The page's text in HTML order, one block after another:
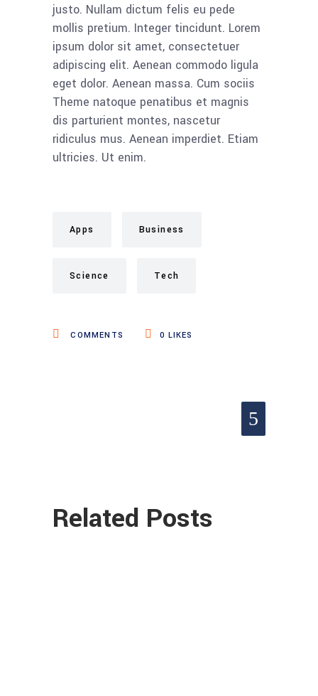
justo. Nullam dictum felis eu pede
mollis pretium. Integer tincidunt. Lorem
ipsum dolor sit amet, consectetuer
adipiscing elit. Aenean commodo ligula
eget dolor. Aenean massa. Cum sociis
Theme natoque penatibus et magnis
dis parturient montes, nascetur
ridiculus mus. Aenean imperdiet. Etiam
ultricies. Ut enim.
Apps Business
Science Tech
COMMENTS 0 LIKES
Related Posts